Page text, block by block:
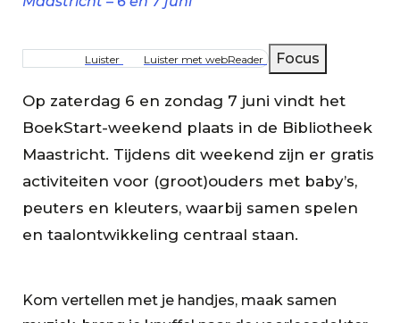
Luister Luister met webReader Focus
Op zaterdag 6 en zondag 7 juni vindt het
BoekStart-weekend plaats in de Bibliotheek
Maastricht. Tijdens dit weekend zijn er gratis
activiteiten voor (groot)ouders met baby’s,
peuters en kleuters, waarbij samen spelen
en taalontwikkeling centraal staan.
Kom vertellen met je handjes, maak samen